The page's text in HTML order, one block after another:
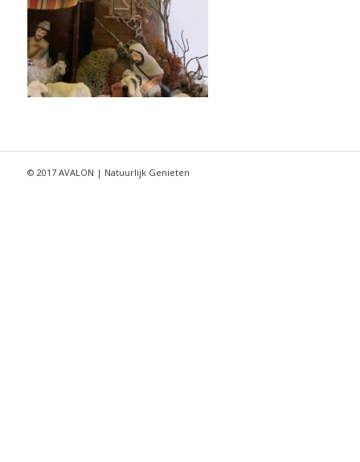
© 2017 AVALON | Natuurlijk Genieten